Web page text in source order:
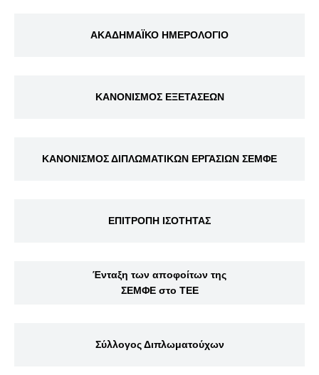
ΑΚΑΔΗΜΑΪΚΟ ΗΜΕΡΟΛΟΓΙΟ
ΚΑΝΟΝΙΣΜΟΣ ΕΞΕΤΑΣΕΩΝ
ΚΑΝΟΝΙΣΜΟΣ ΔΙΠΛΩΜΑΤΙΚΩΝ ΕΡΓΑΣΙΩΝ ΣΕΜΦΕ
ΕΠΙΤΡΟΠΗ ΙΣΟΤΗΤΑΣ
Ένταξη των αποφοίτων της
ΣΕΜΦΕ στο ΤΕΕ
Σύλλογος Διπλωματούχων